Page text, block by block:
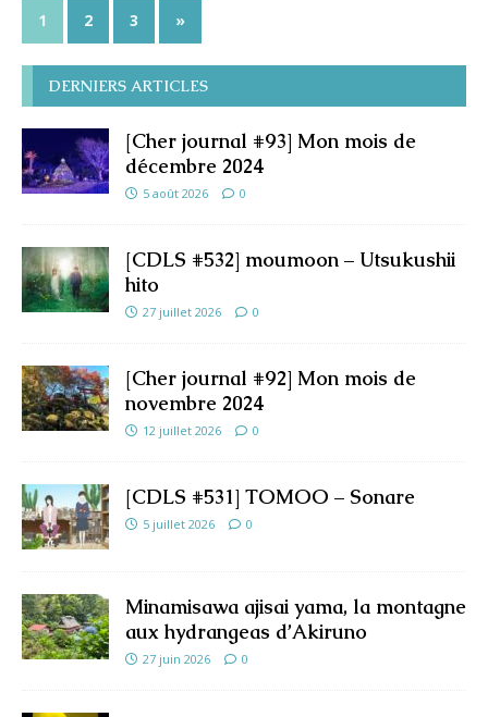
1 2 3 »
DERNIERS ARTICLES
[Cher journal #93] Mon mois de
décembre 2024
5 août 2026 0
[CDLS #532] moumoon – Utsukushii
hito
27 juillet 2026 0
[Cher journal #92] Mon mois de
novembre 2024
12 juillet 2026 0
[CDLS #531] TOMOO – Sonare
5 juillet 2026 0
Minamisawa ajisai yama, la montagne
aux hydrangeas d’Akiruno
27 juin 2026 0